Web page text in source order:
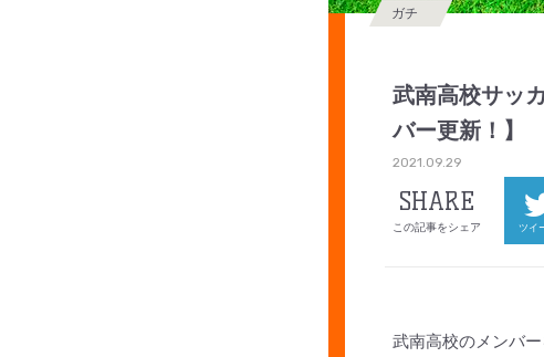
武南高校サッ
バー更新！】
ガチ
2021.09.29
SHARE
この記事をシェア ツイ
武南高校のメンバ